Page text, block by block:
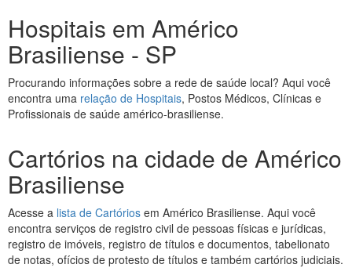
Hospitais em Américo
Brasiliense - SP
Procurando informações sobre a rede de saúde local? Aqui você
encontra uma relação de Hospitais, Postos Médicos, Clínicas e
Profissionais de saúde américo-brasiliense.
Cartórios na cidade de Américo
Brasiliense
Acesse a lista de Cartórios em Américo Brasiliense. Aqui você
encontra serviços de registro civil de pessoas físicas e jurídicas,
registro de imóveis, registro de títulos e documentos, tabelionato
de notas, ofícios de protesto de títulos e também cartórios judiciais.